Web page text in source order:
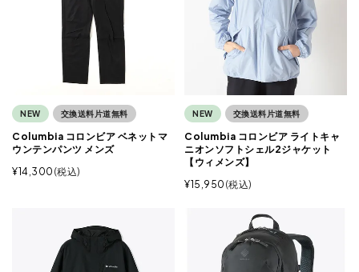
NEW 交換送料片道無料
Columbia コロンビア ベネットマ
ウンテンパンツ メンズ
¥14,300 税込
NEW 交換送料片道無料
Columbia コロンビア ライトキャ
ニオンソフトシェル2ジャケット
【ウィメンズ】
¥15,950 税込